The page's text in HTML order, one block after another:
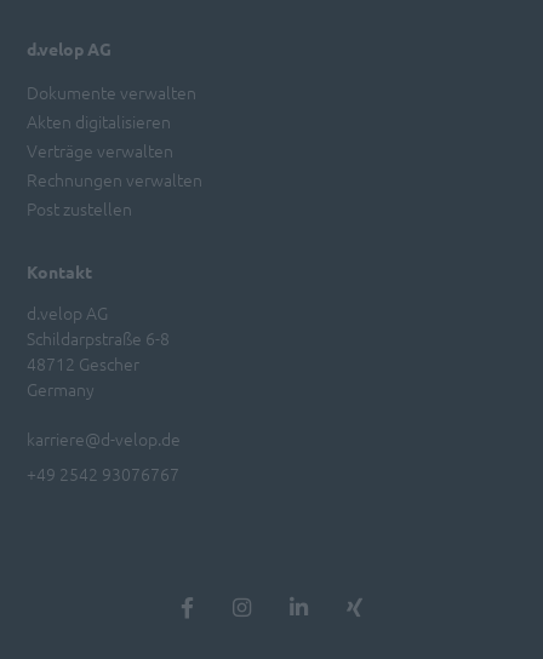
Kontakt
d.velop AG
Schildarpstraße 6-8
48712 Gescher
Germany
karriere@d-velop.de
+49 2542 93076767
d.velop AG
Dokumente verwalten
Akten digitalisieren
Verträge verwalten
Rechnungen verwalten
Post zustellen